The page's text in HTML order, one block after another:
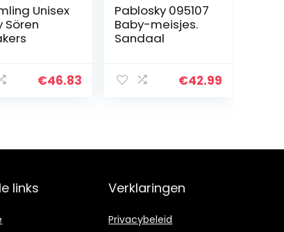
Unisex
Sören
€46.83
Pablosky 095107
Baby-meisjes.
Sandaal
€42.99
links Verklaringen
Privacybeleid